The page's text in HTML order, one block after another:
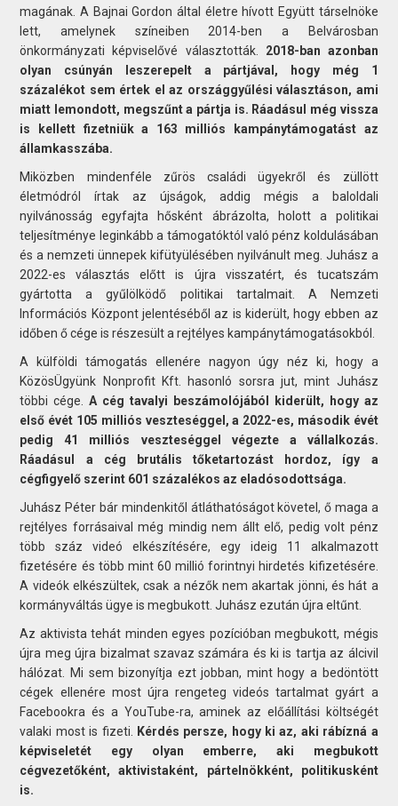
magának. A Bajnai Gordon által életre hívott Együtt társelnöke
lett, amelynek színeiben 2014-ben a Belvárosban
önkormányzati képviselővé választották. 2018-ban azonban
olyan csúnyán leszerepelt a pártjával, hogy még 1
százalékot sem értek el az országgyűlési választáson, ami
miatt lemondott, megszűnt a pártja is. Ráadásul még vissza
is kellett fizetniük a 163 milliós kampánytámogatást az
államkasszába.
Miközben mindenféle zűrös családi ügyekről és züllött
életmódról írtak az újságok, addig mégis a baloldali
nyilvánosság egyfajta hősként ábrázolta, holott a politikai
teljesítménye leginkább a támogatóktól való pénz koldulásában
és a nemzeti ünnepek kifütyülésében nyilvánult meg. Juhász a
2022-es választás előtt is újra visszatért, és tucatszám
gyártotta a gyűlölködő politikai tartalmait. A Nemzeti
Információs Központ jelentéséből az is kiderült, hogy ebben az
időben ő cége is részesült a rejtélyes kampánytámogatásokból.
A külföldi támogatás ellenére nagyon úgy néz ki, hogy a
KözösÜgyünk Nonprofit Kft. hasonló sorsra jut, mint Juhász
többi cége.A cég tavalyi beszámolójából kiderült, hogy az
első évét 105 milliós veszteséggel, a 2022-es, második évét
pedig 41 milliós veszteséggel végezte a vállalkozás.
Ráadásul a cég brutális tőketartozást hordoz, így a
cégfigyelő szerint 601 százalékos az eladósodottsága.
Juhász Péter bár mindenkitől átláthatóságot követel, ő maga a
rejtélyes forrásaival még mindig nem állt elő, pedig volt pénz
több száz videó elkészítésére, egy ideig 11 alkalmazott
fizetésére és több mint 60 millió forintnyi hirdetés kifizetésére.
A videók elkészültek, csak a nézők nem akartak jönni, és hát a
kormányváltás ügye is megbukott. Juhász ezután újra eltűnt.
Az aktivista tehát minden egyes pozícióban megbukott, mégis
újra meg újra bizalmat szavaz számára és ki is tartja az álcivil
hálózat. Mi sem bizonyítja ezt jobban, mint hogy a bedöntött
cégek ellenére most újra rengeteg videós tartalmat gyárt a
Facebookra és a YouTube-ra, aminek az előállítási költségét
valaki most is fizeti.
Kérdés persze, hogy ki az, aki rábízná a
képviseletét egy olyan emberre, aki megbukott
cégvezetőként, aktivistaként, pártelnökként, politikusként
is.